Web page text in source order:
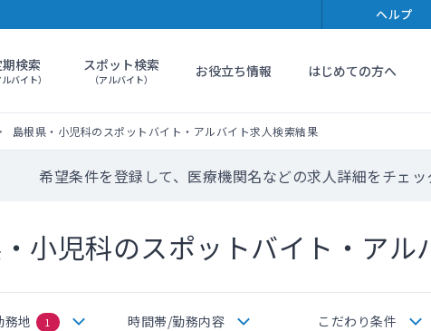
ヘルプ
期検索
ルバイト）
スポット検索
（アルバイト） お役立ち情報 はじめての方へ
島根県・小児科のスポットバイト・アルバイト求人検索結果
希望条件を登録して、医療機関名などの求人詳細をチェ
小児科のスポットバイト・アル
務地 1 時間帯/勤務内容 こだわり条件